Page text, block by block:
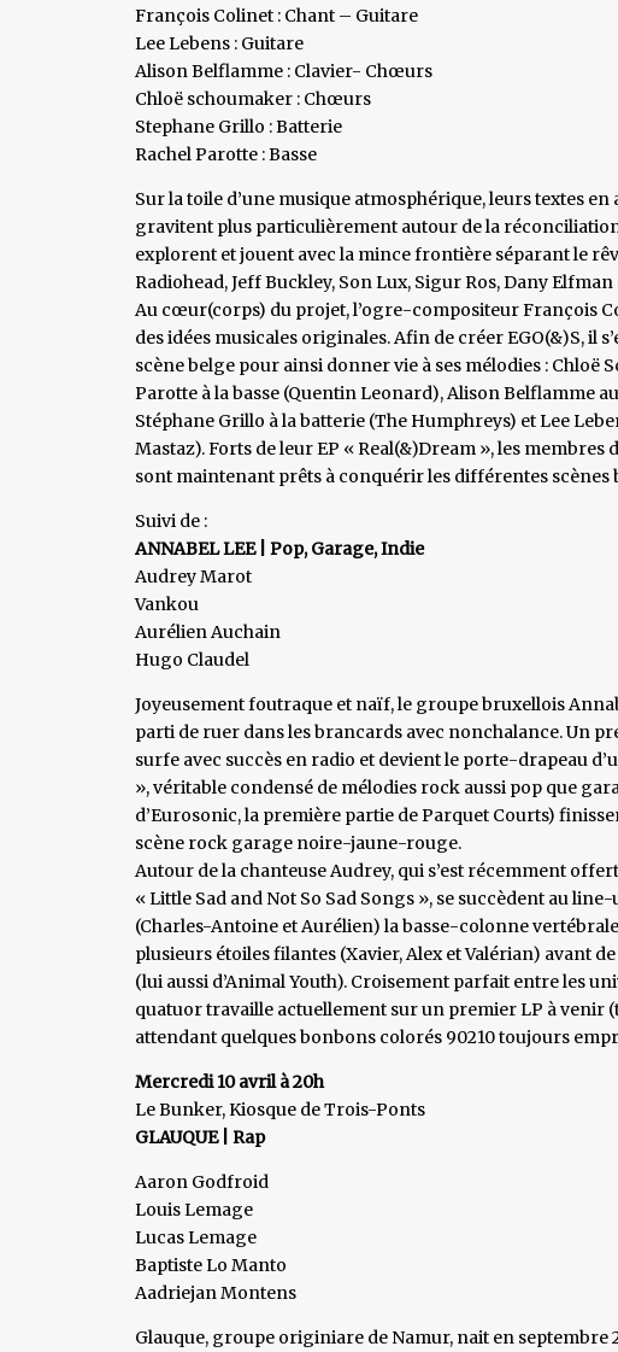
François Colinet : Chant – Guitare
Lee Lebens : Guitare
Alison Belflamme : Clavier- Chœurs
Chloë schoumaker : Chœurs
Stephane Grillo : Batterie
Rachel Parotte : Basse
Sur la toile d’une musique atmosphérique, leurs textes
gravitent plus particulièrement autour de la réconciliation
explorent et jouent avec la mince frontière séparant le
Radiohead, Jeff Buckley, Son Lux, Sigur Ros, Dany
Au cœur(corps) du projet, l’ogre-compositeur François
des idées musicales originales. Afin de créer EGO(&)S, il
scène belge pour ainsi donner vie à ses mélodies : Chloë
Parotte à la basse (Quentin Leonard), Alison Belflamme
Stéphane Grillo à la batterie (The Humphreys) et Lee
Mastaz). Forts de leur EP « Real(&)Dream », les
sont maintenant prêts à conquérir les différentes scènes
Suivi de :
ANNABEL LEE | Pop, Garage, Indie
Audrey Marot
Vankou
Aurélien Auchain
Hugo Claudel
Joyeusement foutraque et naïf, le groupe bruxellois
parti de ruer dans les brancards avec nonchalance. Un
surfe avec succès en radio et devient le porte-drapeau
», véritable condensé de mélodies rock aussi pop que
d’Eurosonic, la première partie de Parquet Courts)
scène rock garage noire-jaune-rouge.
Autour de la chanteuse Audrey, qui s’est récemment
« Little Sad and Not So Sad Songs », se succèdent au
(Charles-Antoine et Aurélien) la basse-colonne
plusieurs étoiles filantes (Xavier, Alex et Valérian) avant
(lui aussi d’Animal Youth). Croisement parfait entre les
quatuor travaille actuellement sur un premier LP à venir
attendant quelques bonbons colorés 90210 toujours
Mercredi 10 avril à 20h
Le Bunker, Kiosque de Trois-Ponts
GLAUQUE | Rap
Aaron Godfroid
Louis Lemage
Lucas Lemage
Baptiste Lo Manto
Aadriejan Montens
Glauque, groupe originiare de Namur, nait en septembre